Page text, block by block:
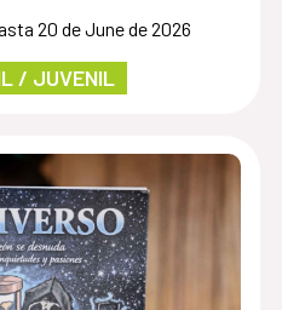
20 de June de 2026
/ JUVENIL